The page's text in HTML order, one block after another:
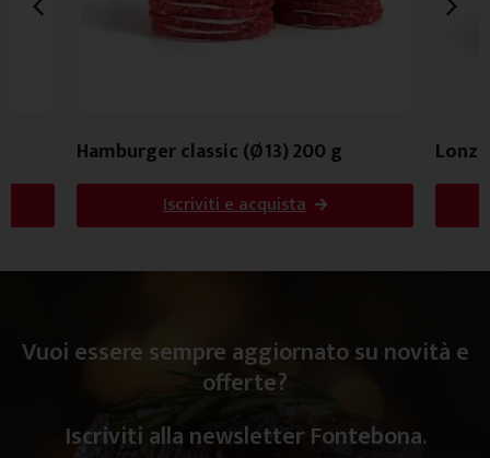
Hamburger classic (Ø13) 200 g
Iscriviti e acquista
Vuoi essere sempre aggiornato su novità e
offerte?
Iscriviti alla newsletter Fontebona.